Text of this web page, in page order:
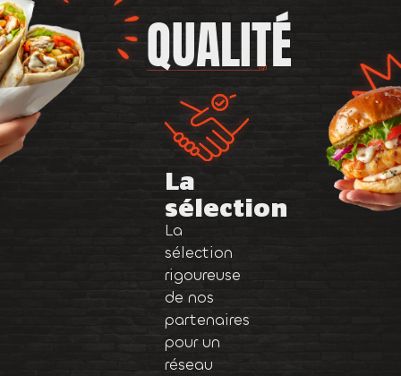
QUALITÉ
La
sélection
La
sélection
rigoureuse
de nos
partenaires
pour un
réseau